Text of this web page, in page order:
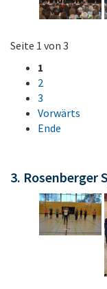
Seite 1 von 3
1
2
3
Vorwärts
Ende
3. Rosenberger